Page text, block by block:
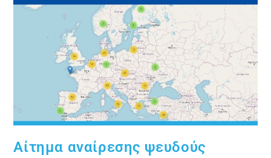
Αίτημα αναίρεσης ψευδούς